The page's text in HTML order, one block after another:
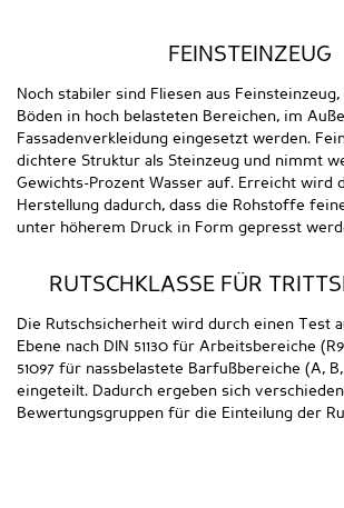
FEINSTEINZEUG
Noch stabiler sind Fliesen aus
Böden in hoch belasteten Bereichen, im
Fassadenverkleidung eingesetzt werden.
dichtere Struktur als Steinzeug und nimmt
Gewichts-Prozent Wasser auf. Erreicht wird
Herstellung dadurch, dass die Rohstoffe
unter höherem Druck in Form gepresst
RUTSCHKLASSE FÜR
Die Rutschsicherheit wird durch einen Test
Ebene nach DIN 51130 für Arbeitsbereiche (R9,
51097 für nassbelastete Barfußbereiche (A,
eingeteilt. Dadurch ergeben sich
Bewertungsgruppen für die Einteilung der